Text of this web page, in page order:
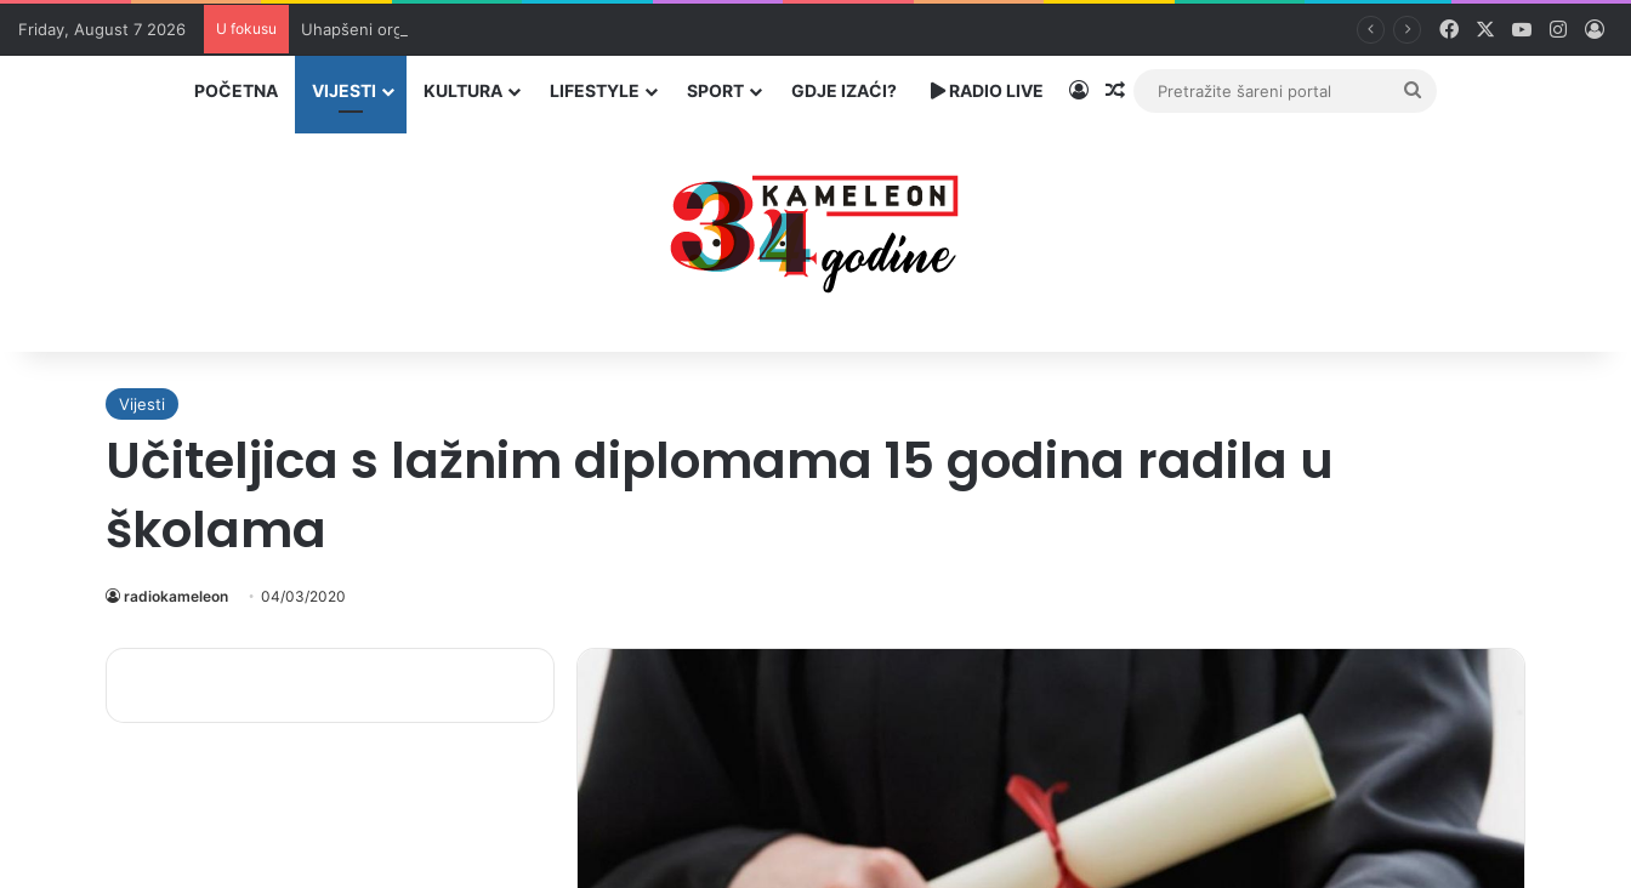
Friday, August 7 2026 U fokusu Uhapšeni organizatori krijumčarenja migranata preko BiH i Balkana Facebook YouTube
POČETNA VIJESTI KULTURA LIFESTYLE SPORT GDJE IZAĆI? RADIO LIVE PrijavaRandom članak
Pretražite
Vijesti
Učiteljica s lažnim diplomama 15 godina radila u
školama
radiokameleon 04/03/2020